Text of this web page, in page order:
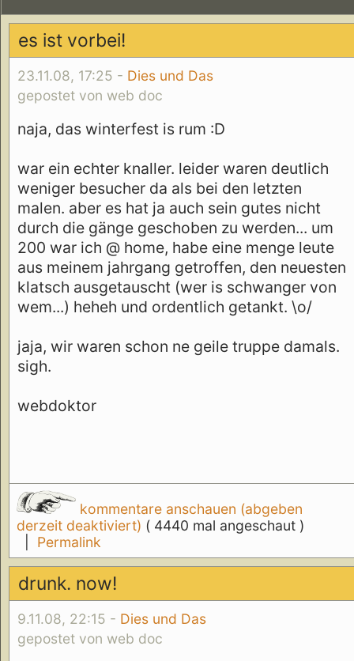
es ist vorbei!
23.11.08, 17:25 - Dies und Das
gepostet von web doc
naja, das winterfest is rum :D
war ein echter knaller. leider waren deutlich
weniger besucher da als bei den letzten
malen. aber es hat ja auch sein gutes nicht
durch die gänge geschoben zu werden... um
200 war ich @ home, habe eine menge leute
aus meinem jahrgang getroffen, den neuesten
klatsch ausgetauscht (wer is schwanger von
wem...) heheh und ordentlich getankt. \o/
jaja, wir waren schon ne geile truppe damals.
sigh.
webdoktor
kommentare anschauen (abgeben
derzeit deaktiviert) ( 4440 mal angeschaut )
Permalink
drunk. now!
9.11.08, 22:15 - Dies und Das
gepostet von web doc